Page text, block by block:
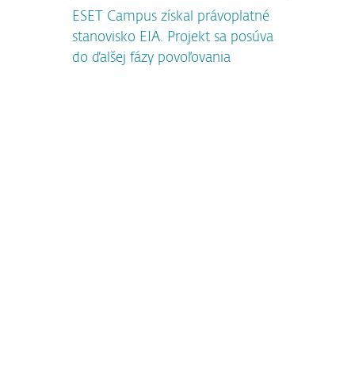
ESET Campus získal právoplatné
stanovisko EIA. Projekt sa posúva
do ďalšej fázy povoľovania